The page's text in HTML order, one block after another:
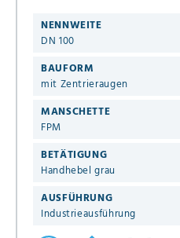
NENNWEITE
DN 100
BAUFORM
mit Zentrieraugen
MANSCHETTE
FPM
BETÄTIGUNG
Handhebel grau
AUSFÜHRUNG
Industrieausführung